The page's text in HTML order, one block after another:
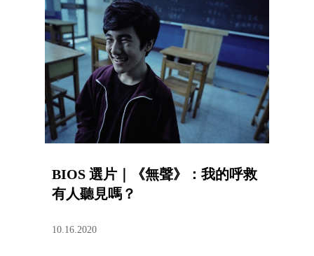
BIOS 選片｜《無聲》：我的呼救
有人聽見嗎？
10.16.2020